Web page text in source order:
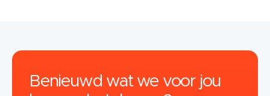
Benieuwd wat we voor jou